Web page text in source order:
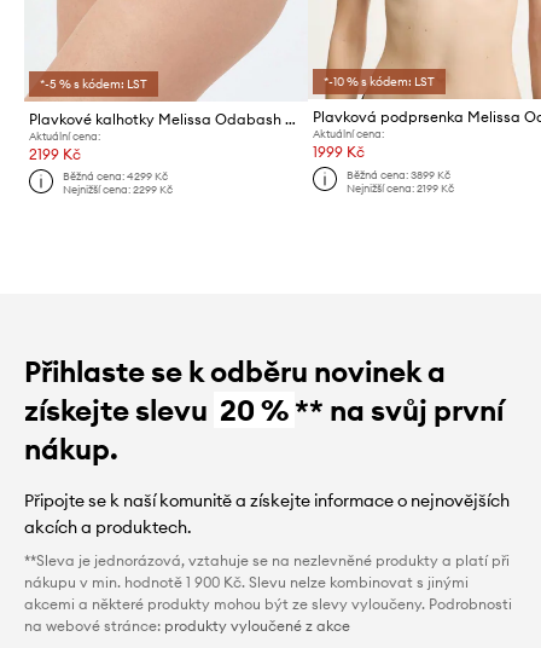
*-5 % s kódem: LST
Plavkové kalhotky Melissa Odabash Barcelona
Aktuální cena:
2199 Kč
Běžná cena:4299 Kč
Nejnižší cena:2299 Kč
*-10 % s kódem: LST
Aktuální cena:
1999 Kč
Běžná cena: 3899 Kč
Nejnižší cena: 2199 Kč
Přihlaste se k odběru novinek a
získejte slevu 20 %** na svůj první
nákup.
Připojte se k naší komunitě a získejte informace o nejnovějších
akcích a produktech.
**Sleva je jednorázová, vztahuje se na nezlevněné produkty a platí při
nákupu v min. hodnotě 1 900 Kč. Slevu nelze kombinovat s jinými
akcemi a některé produkty mohou být ze slevy vyloučeny. Podrobnosti
na webové stránce: produkty vyloučené z akce